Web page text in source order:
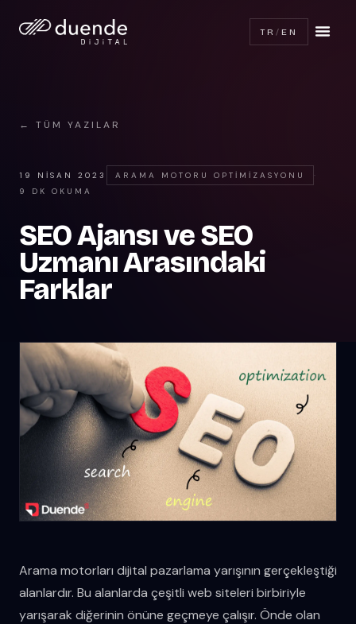
TR / EN
← TÜM YAZILAR
19 NISAN 2023 ARAMA MOTORU OPTIMIZASYONU
·
9 DK OKUMA
SEO Ajansı ve SEO
Uzmanı Arasındaki
Farklar
Arama motorları dijital pazarlama yarışının gerçekleştiği
alanlardır. Bu alanlarda çeşitli web siteleri birbiriyle
yarışarak diğerinin önüne geçmeye çalışır. Önde olan